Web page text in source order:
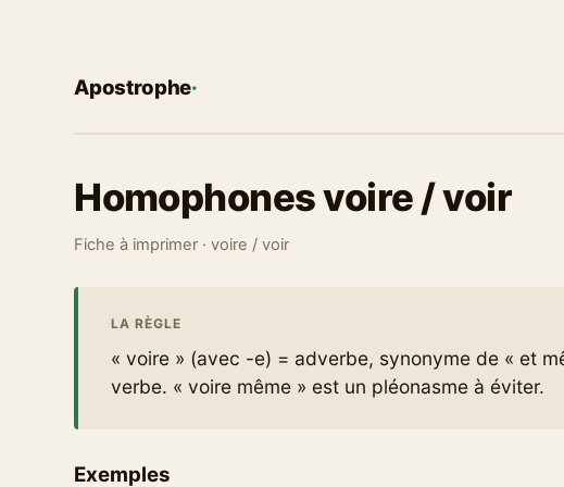
Apostrophe·
Homophones voire / voir
Fiche à imprimer · voire / voir
LA RÈGLE
« voire » (avec -e) = adverbe, synonyme de « et
verbe. « voire même » est un pléonasme à éviter.
Exemples